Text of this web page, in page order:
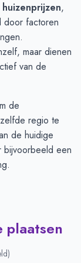
huizenprijzen,
door factoren
maar dienen
van de
de
regio te
de huidige
bijvoorbeeld een
plaatsen